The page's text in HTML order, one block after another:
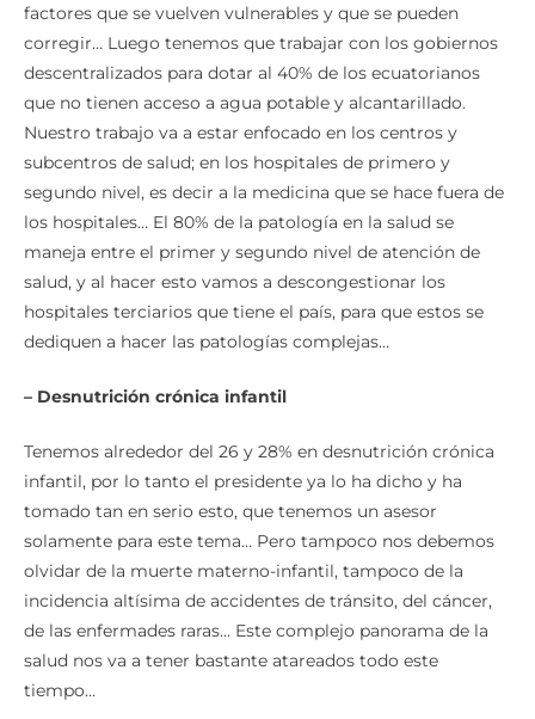
factores que se vuelven vulnerables y que se pueden
corregir… Luego tenemos que trabajar con los gobiernos
descentralizados para dotar al 40% de los ecuatorianos
que no tienen acceso a agua potable y alcantarillado.
Nuestro trabajo va a estar enfocado en los centros y
subcentros de salud; en los hospitales de primero y
segundo nivel, es decir a la medicina que se hace fuera de
los hospitales… El 80% de la patología en la salud se
maneja entre el primer y segundo nivel de atención de
salud, y al hacer esto vamos a descongestionar los
hospitales terciarios que tiene el país, para que estos se
dediquen a hacer las patologías complejas…
– Desnutrición crónica infantil
Tenemos alrededor del 26 y 28% en desnutrición crónica
infantil, por lo tanto el presidente ya lo ha dicho y ha
tomado tan en serio esto, que tenemos un asesor
solamente para este tema… Pero tampoco nos debemos
olvidar de la muerte materno-infantil, tampoco de la
incidencia altísima de accidentes de tránsito, del cáncer,
de las enfermades raras… Este complejo panorama de la
salud nos va a tener bastante atareados todo este
tiempo…